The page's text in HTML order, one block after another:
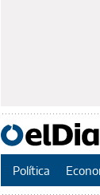
Política